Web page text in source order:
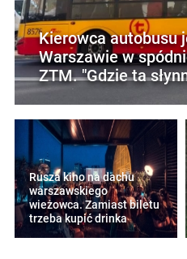
Kierowca autobusu
Warszawie w
ZTM. "Gdzie ta
Rusza kino na dachu
warszawskiego
wieżowca. Zamiast biletu
trzeba kupić drinka